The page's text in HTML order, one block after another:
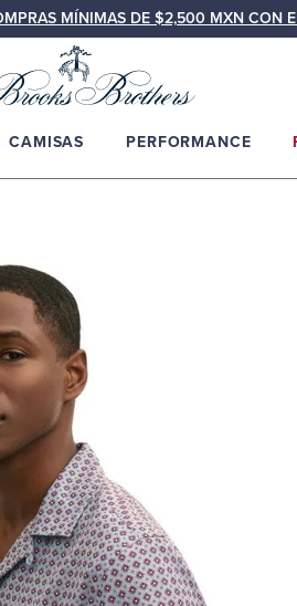
MÍNIMAS DE $2,500 MXN CON
CAMISAS PERFORMANCE